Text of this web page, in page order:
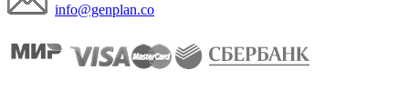
info@genplan.co